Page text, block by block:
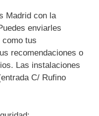
Madrid con la
enviarles
como tus
recomendaciones o
Las instalaciones
C/ Rufino